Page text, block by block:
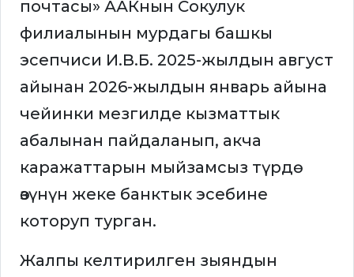
почтасы» ААКнын Сокулук
филиалынын мурдагы башкы
эсепчиси И.В.Б. 2025-жылдын август
айынан 2026-жылдын январь айына
чейинки мезгилде кызматтык
абалынан пайдаланып, акча
каражаттарын мыйзамсыз түрдө
өзүнүн жеке банктык эсебине
которуп турган.
Жалпы келтирилген зыяндын